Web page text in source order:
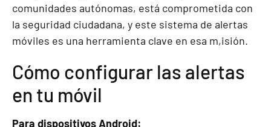
comunidades autónomas, está comprometida con
la seguridad ciudadana, y este sistema de alertas
móviles es una herramienta clave en esa m,isión.
Cómo configurar las alertas
en tu móvil
Para dispositivos Android: